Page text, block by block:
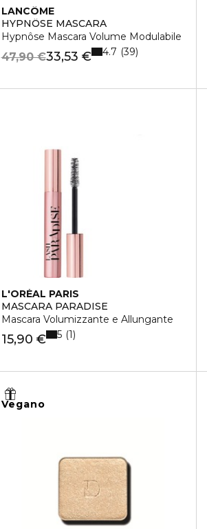
LANCÔME
HYPNÔSE MASCARA
Hypnôse Mascara Volume Modulabile
33,53 €
47,90 € 4.7 39
L'ORÉAL PARIS
MASCARA PARADISE
Mascara Volumizzante e Allungante
15,90 € 5 1
Vegano